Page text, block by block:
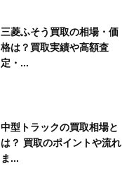
三菱ふそう買取の相場・価
格は？買取実績や高額査
定・...
中型トラックの買取相場と
は？ 買取のポイントや流れ
ま...